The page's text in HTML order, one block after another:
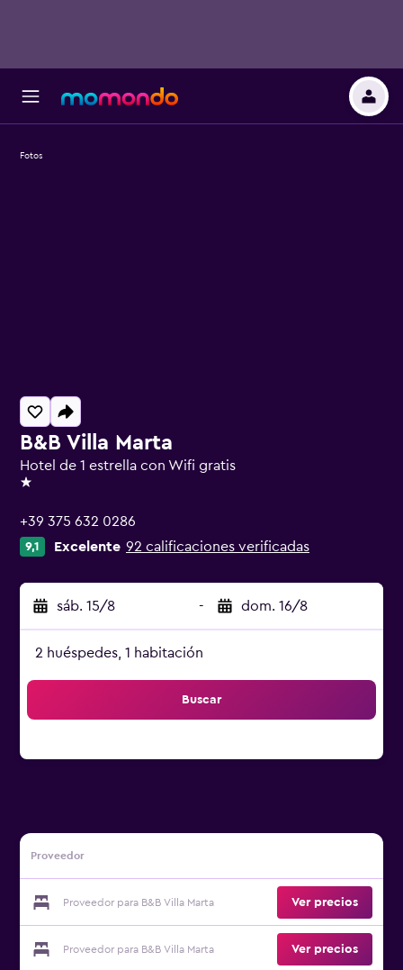
B&B Villa Marta
Hotel de 1 estrella con Wifi gratis
1 estrella
+39 375 632 0286
9,1 Excelente 92 calificaciones verificadas
sáb. 15/8 - dom. 16/8
2 huéspedes, 1 habitación
Buscar
Proveedor
Proveedor para B&B Villa Marta Ver precios
Proveedor para B&B Villa Marta Ver precios
Fotos